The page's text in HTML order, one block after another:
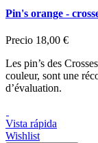
Pin's orange -
Precio 18,00 €
Les pin’s des
couleur, sont une
d’évaluation.
Vista rápida
Wishlist